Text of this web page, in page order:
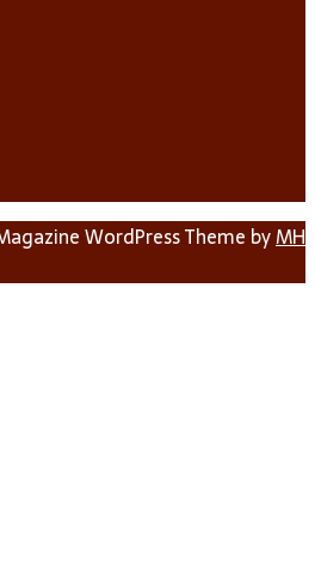
WordPress Theme byMH